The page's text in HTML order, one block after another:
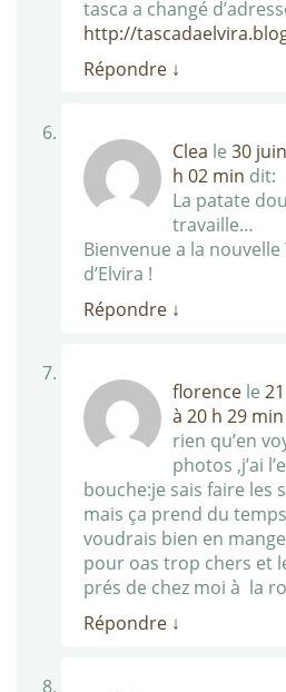
tasca a changé
http://
Répondre ↓
Clea le 30
h 02 min dit:
La patate
travaille…
Bienvenue a la nouvelle
d’Elvira !
Répondre ↓
florence le
à 20 h 29 min
rien qu’en
photos ,j’ai
bouche:je sais faire les
mais ça prend du
voudrais bien en
pour oas trop chers et
prés de chez moi à la
Répondre ↓